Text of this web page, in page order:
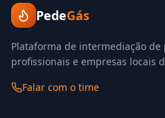
PedeGás
Plataforma de intermediação de
profissionais e empresas locais
Falar com o time